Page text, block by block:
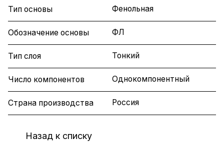
Тип основы Фенольная
Обозначение основы ФЛ
Тип слоя Тонкий
Число компонентов Однокомпонентный
Страна производства Россия
Назад к списку